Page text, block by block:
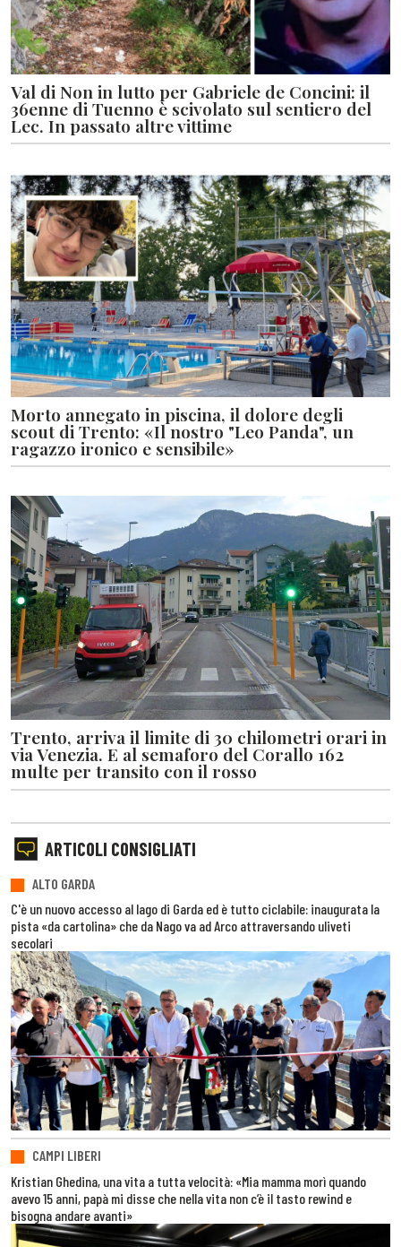
Val di Non in lutto per Gabriele de Concini: il
36enne di Tuenno è scivolato sul sentiero del
Lec. In passato altre vittime
Morto annegato in piscina, il dolore degli
scout di Trento: «Il nostro "Leo Panda", un
ragazzo ironico e sensibile»
Trento, arriva il limite di 30 chilometri orari in
via Venezia. E al semaforo del Corallo 162
multe per transito con il rosso
ARTICOLI CONSIGLIATI
ALTO GARDA
C'è un nuovo accesso al lago di Garda ed è tutto ciclabile: inaugurata la
pista «da cartolina» che da Nago va ad Arco attraversando uliveti
secolari
CAMPI LIBERI
Kristian Ghedina, una vita a tutta velocità: «Mia mamma morì quando
avevo 15 anni, papà mi disse che nella vita non c’è il tasto rewind e
bisogna andare avanti»